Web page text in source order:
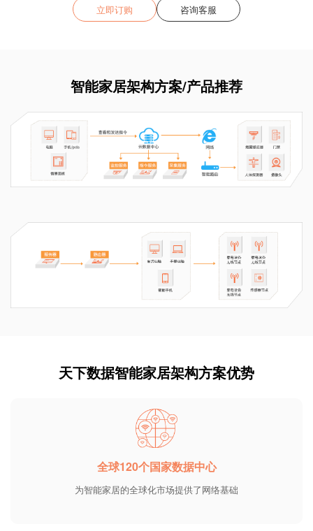
立即订购 咨询客服
智能家居架构方案/产品推荐
天下数据智能家居架构方案优势
全球120个国家数据中心
为智能家居的全球化市场提供了网络基础